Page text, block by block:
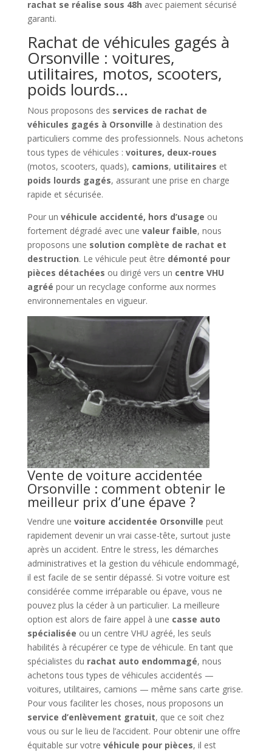
rachat se réalise sous 48h avec paiement sécurisé
garanti.
Rachat de véhicules gagés à
Orsonville : voitures,
utilitaires, motos, scooters,
poids lourds…
Nous proposons des services de rachat de
véhicules gagés à Orsonville à destination des
particuliers comme des professionnels. Nous achetons
tous types de véhicules : voitures, deux-roues
(motos, scooters, quads), camions, utilitaires et
poids lourds gagés, assurant une prise en charge
rapide et sécurisée.
Pour un véhicule accidenté, hors d’usage ou
fortement dégradé avec une valeur faible, nous
proposons une solution complète de rachat et
destruction. Le véhicule peut être démonté pour
pièces détachées ou dirigé vers un centre VHU
agréé pour un recyclage conforme aux normes
environnementales en vigueur.
Vente de voiture accidentée
Orsonville : comment obtenir le
meilleur prix d’une épave ?
Vendre une voiture accidentée Orsonville peut
rapidement devenir un vrai casse-tête, surtout juste
après un accident. Entre le stress, les démarches
administratives et la gestion du véhicule endommagé,
il est facile de se sentir dépassé. Si votre voiture est
considérée comme irréparable ou épave, vous ne
pouvez plus la céder à un particulier. La meilleure
option est alors de faire appel à une casse auto
spécialisée ou un centre VHU agréé, les seuls
habilités à récupérer ce type de véhicule. En tant que
spécialistes du rachat auto endommagé, nous
achetons tous types de véhicules accidentés —
voitures, utilitaires, camions — même sans carte grise.
Pour vous faciliter les choses, nous proposons un
service d’enlèvement gratuit, que ce soit chez
vous ou sur le lieu de l’accident. Pour obtenir une offre
équitable sur votre véhicule pour pièces, il est